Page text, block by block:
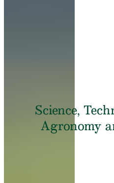
Science,
Agronomy